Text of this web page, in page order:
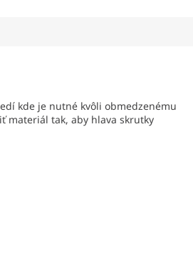
kde je nutné kvôli obmedzenému
materiál tak, aby hlava skrutky